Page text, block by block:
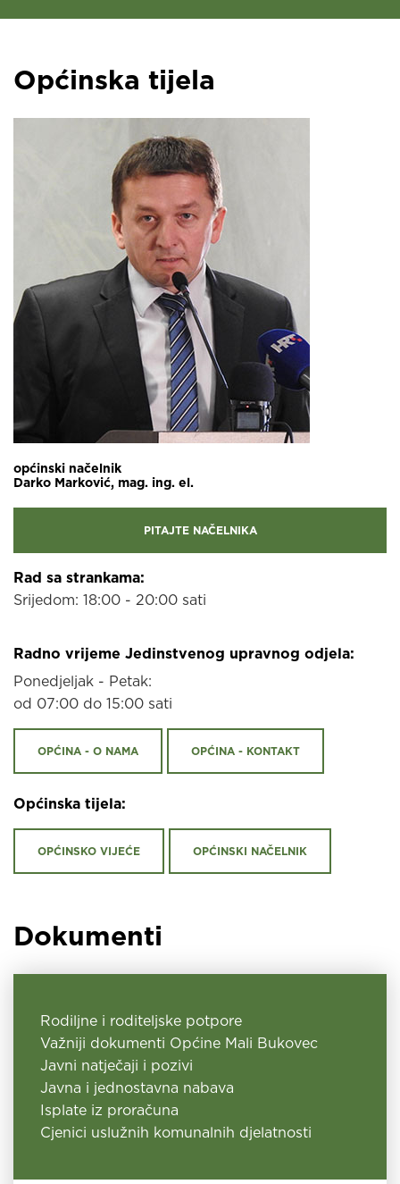
Općinska tijela
općinski načelnik
Darko Marković, mag. ing. el.
PITAJTE NAČELNIKA
Rad sa strankama:
Srijedom: 18:00 - 20:00 sati
Radno vrijeme Jedinstvenog upravnog odjela:
Ponedjeljak - Petak:
od 07:00 do 15:00 sati
OPĆINA - O NAMA OPĆINA - KONTAKT
Općinska tijela:
OPĆINSKO VIJEĆE OPĆINSKI NAČELNIK
Dokumenti
Rodiljne i roditeljske potpore
Važniji dokumenti Općine Mali Bukovec
Javni natječaji i pozivi
Javna i jednostavna nabava
Isplate iz proračuna
Cjenici uslužnih komunalnih djelatnosti